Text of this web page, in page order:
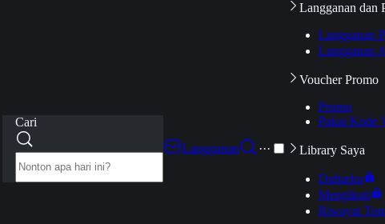
Cari
Langganan
···
Langganan dan
Langganan
Langganan
Voucher Promo
Promo
Pakai Kode
Library Saya
Daftarku
Mengikuti
Riwayat